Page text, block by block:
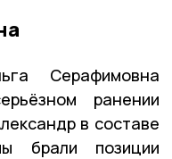
Серафимовна
ранении
в составе
брали позиции